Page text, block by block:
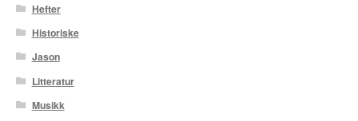
Manuele Fior
Martin Ernstsen
Max Estes
Hefter
Historiske
Jason
Litteratur
Musikk